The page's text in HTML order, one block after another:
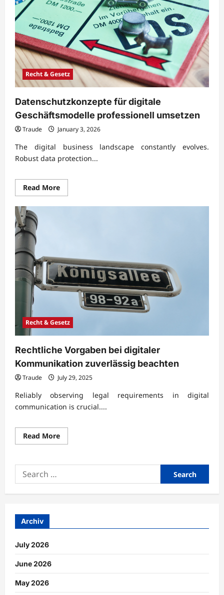
Recht & Gesetz
Datenschutzkonzepte für digitale
Geschäftsmodelle professionell umsetzen
Traude January 3, 2026
The digital business landscape constantly evolves.
Robust data protection...
Read MoreRead
more
Datenschutzkonzepte
Recht & Gesetz
Rechtliche Vorgaben bei digitaler
Kommunikation zuverlässig beachten
Traude July 29, 2025
Reliably observing legal requirements in digital
communication is crucial....
Read MoreRead
more
Vorgaben
Kommunikation
zuverlässig
Search
for:
Archiv
July 2026
June 2026
May 2026